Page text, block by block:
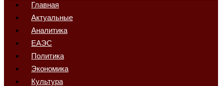
Главная
Актуальные
Аналитика
ЕАЭС
Политика
Экономика
Культура